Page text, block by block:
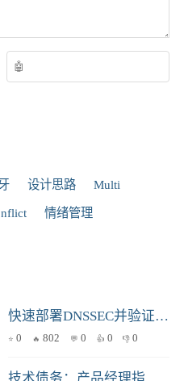
设计思路 Multi
情绪管理
快速部署DNSSEC并验证其有效性：从零到英雄的实践指南
0 802 0 0 0